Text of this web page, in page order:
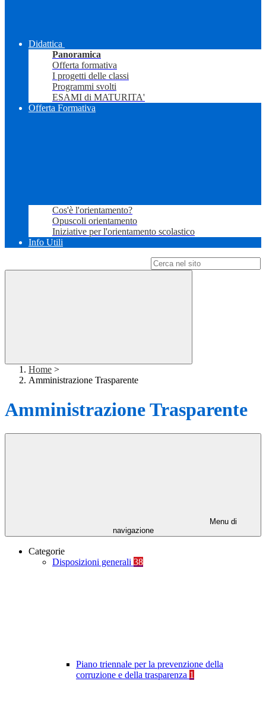
Didattica
Panoramica
Offerta formativa
I progetti delle classi
Programmi svolti
ESAMI di MATURITA'
Offerta Formativa
Cos'è l'orientamento?
Opuscoli orientamento
Iniziative per l'orientamento scolastico
Info Utili
Home >
Amministrazione Trasparente
Amministrazione Trasparente
Menu di
navigazione
Categorie
Disposizioni generali 38
Piano triennale per la prevenzione della
corruzione e della trasparenza 1